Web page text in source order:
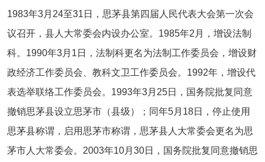
1983年3月24至31日，思茅县第四届人民代表大会第一次会
议召开，县人大常委会内设办公室。1985年2月，增设法制
科。1990年3月1日，法制科更名为法制工作委员会，增设财
政经济工作委员会、教科文卫工作委员会。1992年，增设代
表选举联络工作委员会。1993年3月25日，国务院批复同意
撤销思茅县设立思茅市（县级）；同年5月18日，停止使用
思茅县称谓，启用思茅市称谓，思茅县人大常委会更名为思
茅市人大常委会。2003年10月30日，国务院批复同意撤销思